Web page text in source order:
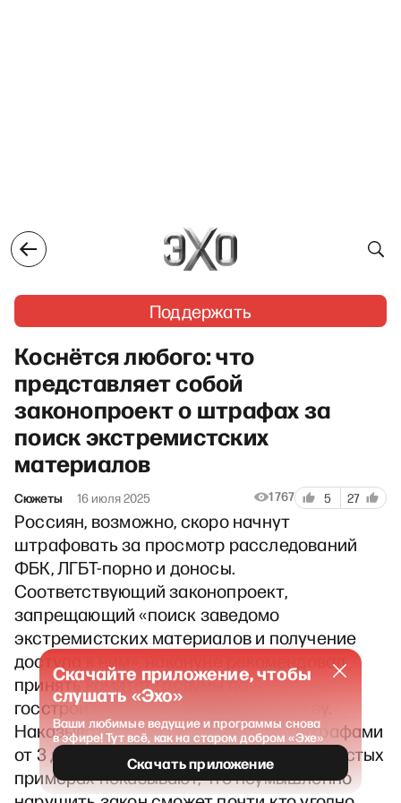
Поддержать
Коснётся любого: что
представляет собой
законопроект о штрафах за
поиск экстремистских
материалов
Сюжеты 16 июля 2025 1767 5 27
Россиян, возможно, скоро начнут
штрафовать за просмотр расследований
ФБК, ЛГБТ-порно и доносы.
Соответствующий законопроект,
запрещающий «поиск заведомо
экстремистских материалов и получение
доступа к ним», накануне рекомендовал
принять комитет Госдумы по
госстроительству и законодательству.
Наказывать граждан собираются штрафами
от 3 до 5 тысяч рублей. Эксперты на простых
примерах показывают, что неумышленно
Скачайте приложение, чтобы
слушать «Эхо»
Ваши любимые ведущие и программы снова
в эфире! Тут всё, как на старом добром «Эхе»
Скачать приложение